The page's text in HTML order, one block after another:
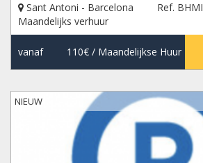
Sant Antoni - Barcelona
Ref.
Maandelijks verhuur
vanaf 110€/ Maandelijkse Huur
NIEUW